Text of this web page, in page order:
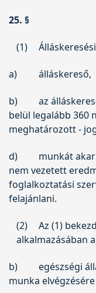
25. §
(1)
a) álláskereső,
b)
az
belül legalább 360
meghatározott -
d)
munkát
nem vezetett
foglalkoztatási
felajánlani.
(2) Az (1)
alkalmazásában
b)
egészségi
munka